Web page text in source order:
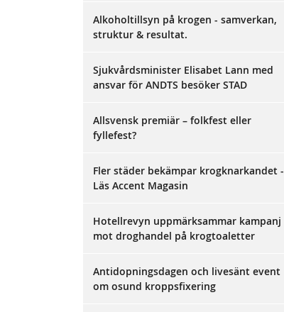
Alkoholtillsyn på krogen - samverkan,
struktur & resultat.
Sjukvårdsminister Elisabet Lann med
ansvar för ANDTS besöker STAD
Allsvensk premiär – folkfest eller
fyllefest?
Fler städer bekämpar krogknarkandet -
Läs Accent Magasin
Hotellrevyn uppmärksammar kampanj
mot droghandel på krogtoaletter
Antidopningsdagen och livesänt event
om osund kroppsfixering